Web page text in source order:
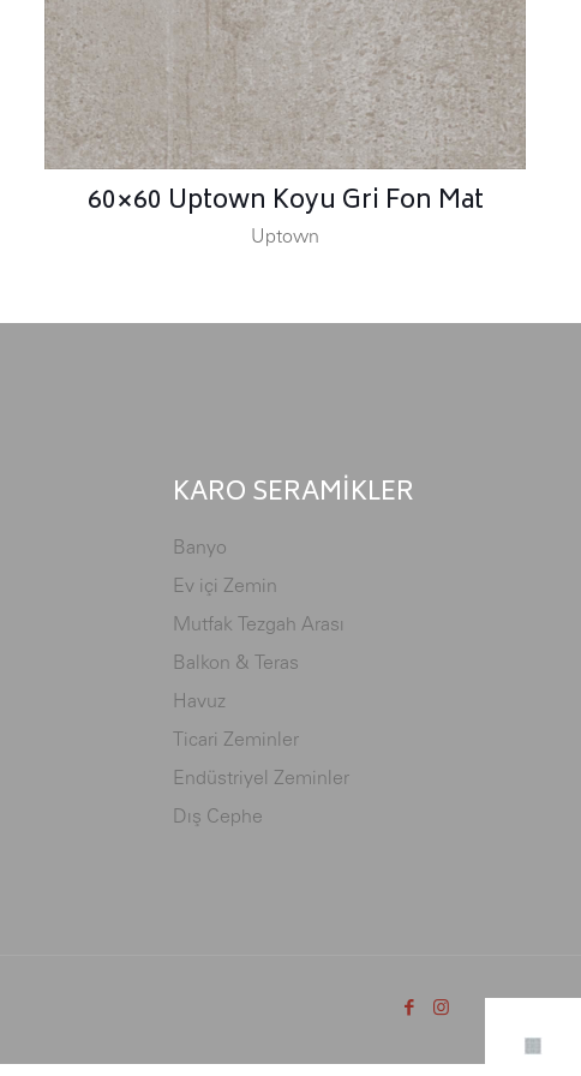
60×60 Uptown Koyu Gri Fon Mat
Uptown
KARO SERAMİKLER
Banyo
Ev içi Zemin
Mutfak Tezgah Arası
Balkon & Teras
Havuz
Ticari Zeminler
Endüstriyel Zeminler
Dış Cephe